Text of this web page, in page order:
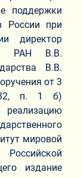
поддержки
России при
директор
РАН В.В.
В.В.
от 3
п. 1 б)
мировой
издание